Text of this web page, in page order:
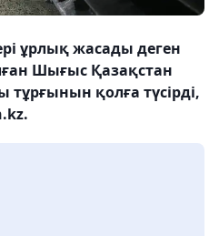
ұрлық жасады деген
Шығыс Қазақстан
қолға түсірді,